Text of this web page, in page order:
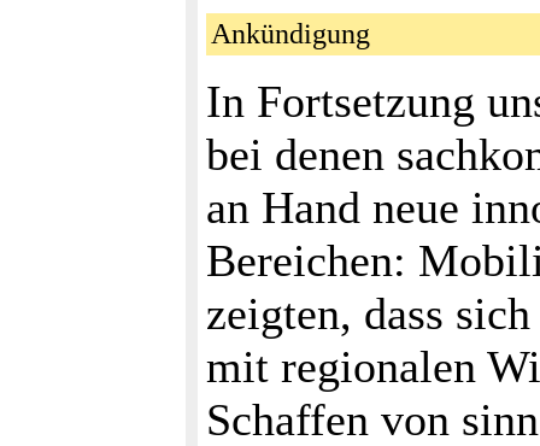
Ankündigung
In Fortsetzung
bei denen
an Hand neue
Bereichen:
zeigten, dass
mit regionalen
Schaffen von